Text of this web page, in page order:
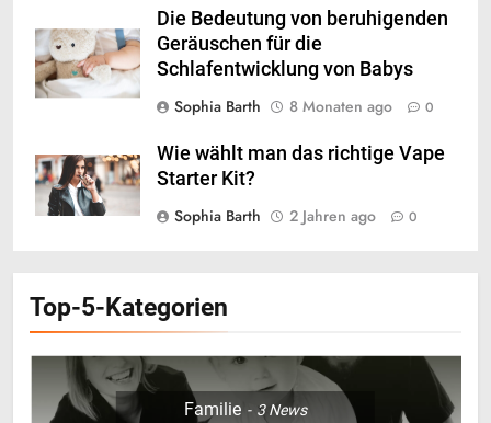
Die Bedeutung von beruhigenden
Geräuschen für die
Schlafentwicklung von Babys
Sophia Barth
8 Monaten ago 0
Wie wählt man das richtige Vape
Starter Kit?
Sophia Barth
2 Jahren ago 0
Top-5-Kategorien
Familie 3News
Der Haargummi Guide 2026:
Trends, Materialien und die
Accessoires
LIFESTYLE